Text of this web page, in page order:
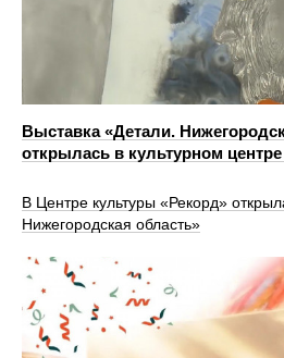
Выставка «Детали.
открылась в культурном
В Центре культуры «Рекорд»
Нижегородская область»